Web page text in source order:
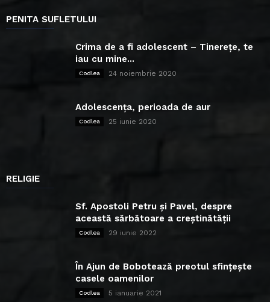
PENITA SUFLETULUI
Crima de a fi adolescent – Tinerețe, te
iau cu mine...
Codlea 24 noiembrie 2020
Adolescența, perioada de aur
Codlea 25 iunie 2020
RELIGIE
Sf. Apostoli Petru și Pavel, despre
această sărbătoare a creștinătății
Codlea 29 iunie 2022
În Ajun de Bobotează preotul sfințește
casele oamenilor
Codlea 5 ianuarie 2021